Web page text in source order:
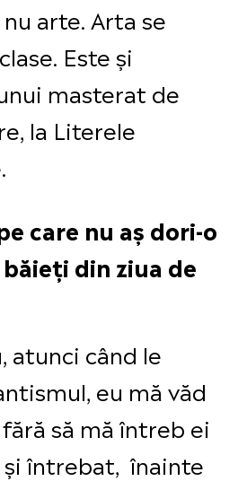
arte. Arta se
Este și
masterat de
la Literele
care nu aș dori-o
din ziua de
atunci când le
eu mă văd
să mă întreb ei
întrebat, înainte